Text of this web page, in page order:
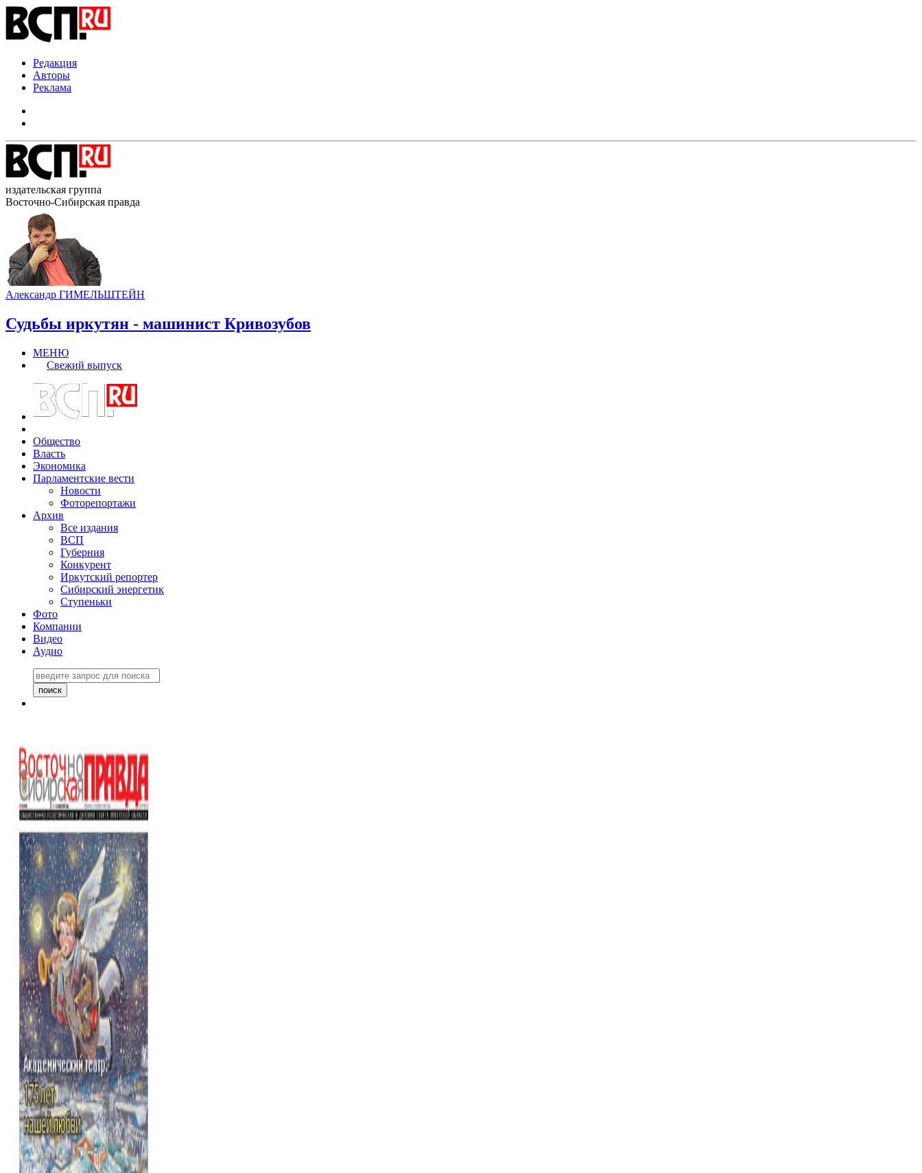
Редакция
Авторы
Реклама
издательская группа
Восточно-Сибирская правда
Александр ГИМЕЛЬШТЕЙН
Судьбы иркутян - машинист Кривозубов
МЕНЮ
Свежий выпуск
Общество
Власть
Экономика
Парламентские вести
Новости
Фоторепортажи
Архив
Все издания
ВСП
Губерния
Конкурент
Иркутский репортер
Сибирский энергетик
Ступеньки
Фото
Компании
Видео
Аудио